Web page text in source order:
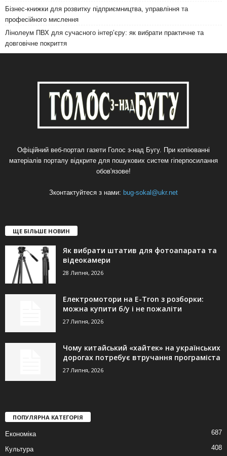
Бізнес-книжки для розвитку підприємництва, управління та
професійного мислення
Лінолеум ПВХ для сучасного інтер’єру: як вибрати практичне та
довговічне покриття
Офіційний веб-портал газети Голос з-над Бугу. При копіюванні
матеріалів порталу відкрите для пошукових систем гіперпосилання
обов'язове!
Зконтактуйтеся з нами: bug-sokal@ukr.net
ЩЕ БІЛЬШЕ НОВИН
Як вибрати штатив для фотоапарата та
відеокамери
28 Липня, 2026
Електромотори на E-Tron з розборки:
можна купити б/у і не пожаліти
27 Липня, 2026
Чому китайський «хайтек» на українських
дорогах потребує втручання програміста
27 Липня, 2026
ПОПУЛЯРНА КАТЕГОРІЯ
Економіка 687
Культура 408